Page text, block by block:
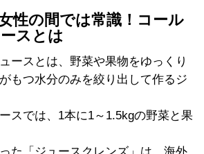
性の間では常識！コール
スとは
ースとは、野菜や果物をゆっくり
もつ水分のみを絞り出して作るジ
スでは、1本に1～1.5kgの野菜と果
た「ジュースクレンズ」は、海外